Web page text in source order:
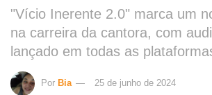
"Vício Inerente 2.0" marca um
na carreira da cantora, com
lançado em todas as
Por Bia 25 de junho de 2024